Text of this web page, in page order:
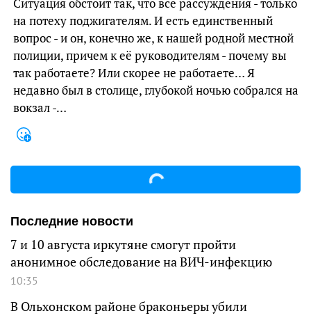
Ситуация обстоит так, что все рассуждения - только
на потеху поджигателям. И есть единственный
вопрос - и он, конечно же, к нашей родной местной
полиции, причем к её руководителям - почему вы
так работаете? Или скорее не работаете… Я
недавно был в столице, глубокой ночью собрался на
вокзал -…
Последние новости
7 и 10 августа иркутяне смогут пройти
анонимное обследование на ВИЧ-инфекцию
10:35
В Ольхонском районе браконьеры убили